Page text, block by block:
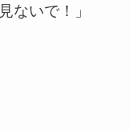
ないで！」